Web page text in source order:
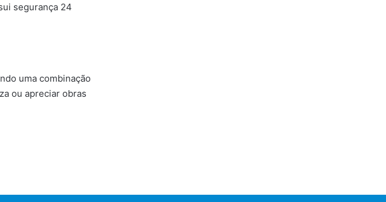
segurança 24
uma combinação
ou apreciar obras